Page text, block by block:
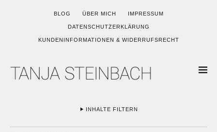
BLOG ÜBER MICH IMPRESSUM
DATENSCHUTZERKLÄRUNG
KUNDENINFORMATIONEN & WIDERRUFSRECHT
INHALTE FILTERN